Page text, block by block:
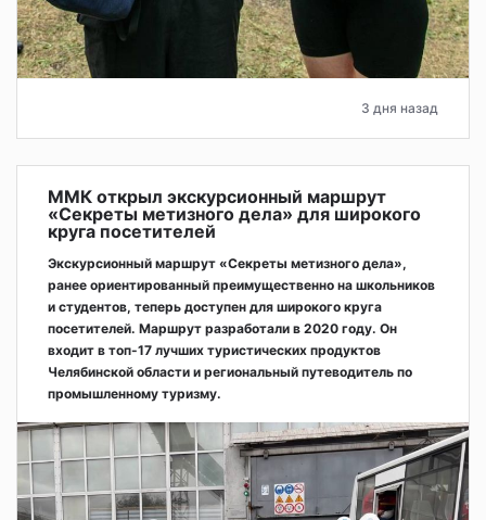
3 дня назад
ММК открыл экскурсионный маршрут
«Секреты метизного дела» для широкого
круга посетителей
Экскурсионный маршрут «Секреты метизного дела»,
ранее ориентированный преимущественно на школьников
и студентов, теперь доступен для широкого круга
посетителей. Маршрут разработали в 2020 году. Он
входит в топ-17 лучших туристических продуктов
Челябинской области и региональный путеводитель по
промышленному туризму.